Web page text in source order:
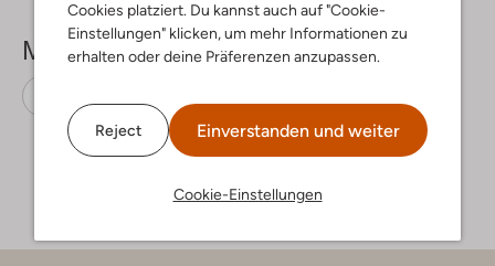
Cookies platziert. Du kannst auch auf "Cookie-
Einstellungen" klicken, um mehr Informationen zu
erhalten oder deine Präferenzen anzupassen.
Reject Einverstanden und weiter
Cookie-Einstellungen
Mehr sehen